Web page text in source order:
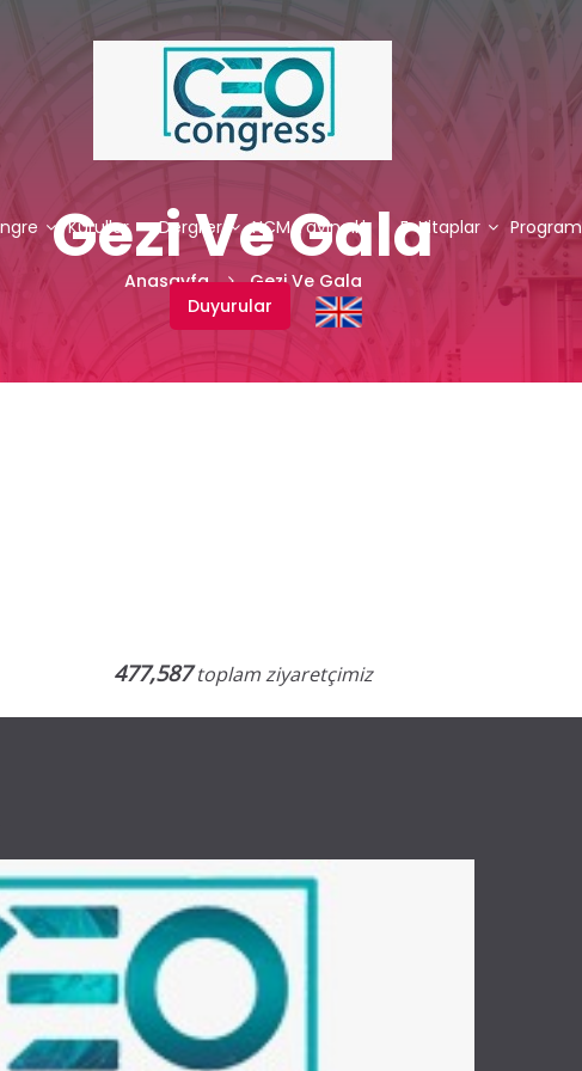
Kurullar Dergiler NCM Yayıncılık E-Kitaplar Program
Duyurular
Gezi Ve Gala
Anasayfa Gezi Ve Gala
477,587toplam ziyaretçimiz